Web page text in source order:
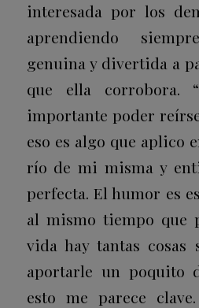
interesada por los
aprendiendo
genuina y divertida a
que ella corrobora.
importante poder
eso es algo que aplico
río de mi misma y
perfecta. El humor es
al mismo tiempo que
vida hay tantas cosas
aportarle un poquito
esto me parece